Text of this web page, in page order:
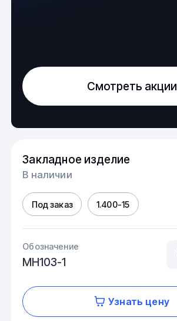
Смотреть акции
Закладное изделие
В наличии
Под заказ 1.400-15
Обозначение
МН103-1
Узнать цену